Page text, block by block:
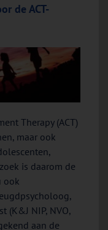
de ACT-
Therapy (ACT)
maar ook
is daarom de
ook
(K&J NIP, NVO,
aan de